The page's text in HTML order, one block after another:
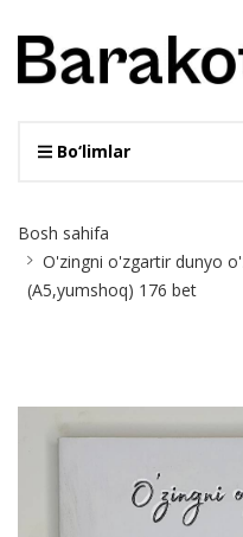
Bo‘limlar
Breadcrumb
Bosh sahifa
O'zingni o'zgartir dunyo
(A5,yumshoq) 176 bet